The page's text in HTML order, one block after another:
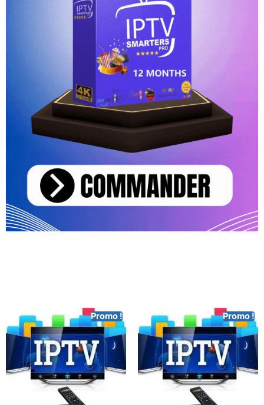
Promo ! Promo !